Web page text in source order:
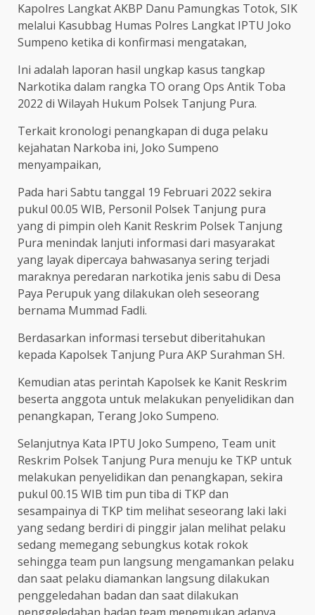
Kapolres Langkat AKBP Danu Pamungkas Totok, SIK
melalui Kasubbag Humas Polres Langkat IPTU Joko
Sumpeno ketika di konfirmasi mengatakan,
Ini adalah laporan hasil ungkap kasus tangkap
Narkotika dalam rangka TO orang Ops Antik Toba
2022 di Wilayah Hukum Polsek Tanjung Pura.
Terkait kronologi penangkapan di duga pelaku
kejahatan Narkoba ini, Joko Sumpeno
menyampaikan,
Pada hari Sabtu tanggal 19 Februari 2022 sekira
pukul 00.05 WIB, Personil Polsek Tanjung pura
yang di pimpin oleh Kanit Reskrim Polsek Tanjung
Pura menindak lanjuti informasi dari masyarakat
yang layak dipercaya bahwasanya sering terjadi
maraknya peredaran narkotika jenis sabu di Desa
Paya Perupuk yang dilakukan oleh seseorang
bernama Mummad Fadli.
Berdasarkan informasi tersebut diberitahukan
kepada Kapolsek Tanjung Pura AKP Surahman SH.
Kemudian atas perintah Kapolsek ke Kanit Reskrim
beserta anggota untuk melakukan penyelidikan dan
penangkapan, Terang Joko Sumpeno.
Selanjutnya Kata IPTU Joko Sumpeno, Team unit
Reskrim Polsek Tanjung Pura menuju ke TKP untuk
melakukan penyelidikan dan penangkapan, sekira
pukul 00.15 WIB tim pun tiba di TKP dan
sesampainya di TKP tim melihat seseorang laki laki
yang sedang berdiri di pinggir jalan melihat pelaku
sedang memegang sebungkus kotak rokok
sehingga team pun langsung mengamankan pelaku
dan saat pelaku diamankan langsung dilakukan
penggeledahan badan dan saat dilakukan